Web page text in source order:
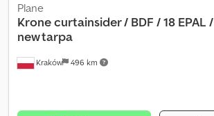
Kraków 496 km
Plane
Kronecurtainsider / BDF / 18 EPAL /
new tarpa